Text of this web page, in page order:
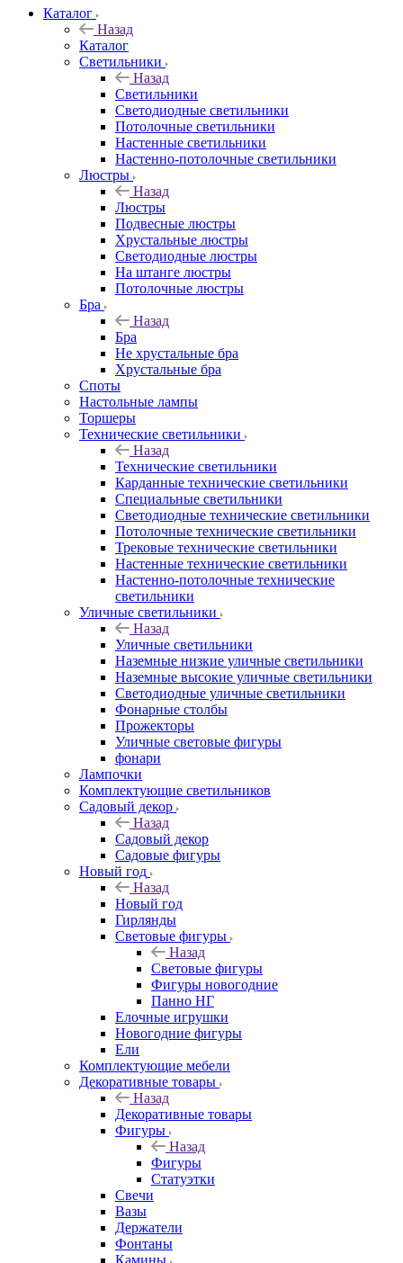
Каталог
Назад
Каталог
Светильники
Назад
Светильники
Светодиодные светильники
Потолочные светильники
Настенные светильники
Настенно-потолочные светильники
Люстры
Назад
Люстры
Подвесные люстры
Хрустальные люстры
Светодиодные люстры
На штанге люстры
Потолочные люстры
Бра
Назад
Бра
Не хрустальные бра
Хрустальные бра
Споты
Настольные лампы
Торшеры
Технические светильники
Назад
Технические светильники
Карданные технические светильники
Специальные светильники
Светодиодные технические светильники
Потолочные технические светильники
Трековые технические светильники
Настенные технические светильники
Настенно-потолочные технические
светильники
Уличные светильники
Назад
Уличные светильники
Наземные низкие уличные светильники
Наземные высокие уличные светильники
Светодиодные уличные светильники
Фонарные столбы
Прожекторы
Уличные световые фигуры
фонари
Лампочки
Комплектующие светильников
Садовый декор
Назад
Садовый декор
Садовые фигуры
Новый год
Назад
Новый год
Гирлянды
Световые фигуры
Назад
Световые фигуры
Фигуры новогодние
Панно НГ
Елочные игрушки
Новогодние фигуры
Ели
Комплектующие мебели
Декоративные товары
Назад
Декоративные товары
Фигуры
Назад
Фигуры
Статуэтки
Свечи
Вазы
Держатели
Фонтаны
Камины